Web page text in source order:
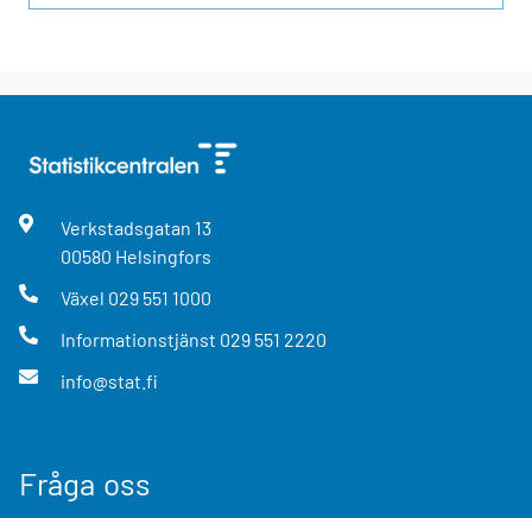
Verkstadsgatan 13
00580 Helsingfors
Växel 029 551 1000
Informationstjänst 029 551 2220
info@stat.fi
Fråga oss